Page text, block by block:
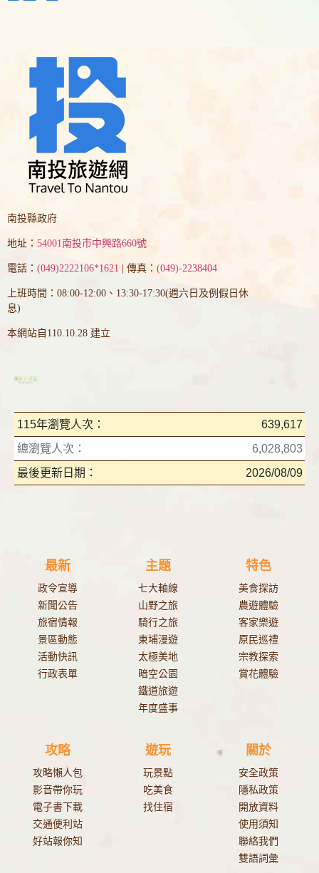
南投縣政府
地址： 54001南投市中興路660號
電話： (049)2222106*1621 | 傳真： (049)-2238404
上班時間：08:00-12:00、13:30-17:30(週六日及例假日休
息)
本網站自110.10.28 建立
115年瀏覽人次：
639,617
總瀏覽人次：
6,028,803
最後更新日期：
2026/08/09
最新
政令宣導
新聞公告
旅宿情報
景區動態
活動快訊
行政表單
主題
七大軸線
山野之旅
騎行之旅
東埔漫遊
太極美地
暗空公園
鐵道旅遊
年度盛事
特色
美食探訪
農遊體驗
客家樂遊
原民巡禮
宗教探索
賞花體驗
攻略
攻略懶人包
影音帶你玩
電子書下載
交通便利站
好站報你知
遊玩
玩景點
吃美食
找住宿
關於
安全政策
隱私政策
開放資料
使用須知
聯絡我們
雙語詞彙